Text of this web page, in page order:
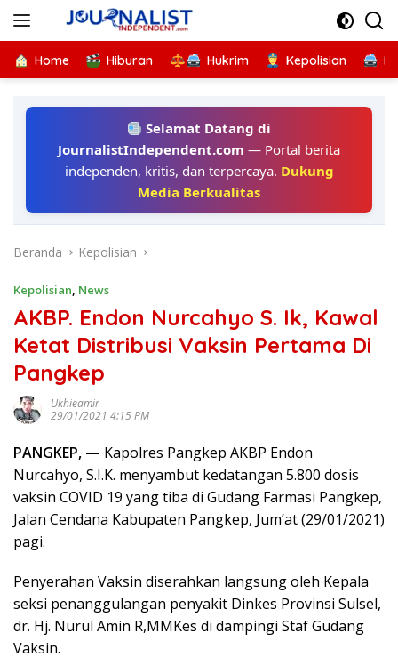
Home Hiburan Hukrim Kepolisian
Selamat Datang di
JournalistIndependent.com — Portal berita
independen, kritis, dan terpercaya. Dukung
Media Berkualitas
Beranda Kepolisian
Kepolisian, News
AKBP. Endon Nurcahyo S. Ik, Kawal
Ketat Distribusi Vaksin Pertama Di
Pangkep
Ukhieamir
29/01/2021 4:15 PM
PANGKEP, — Kapolres Pangkep AKBP Endon
Nurcahyo, S.I.K. menyambut kedatangan 5.800 dosis
vaksin COVID 19 yang tiba di Gudang Farmasi Pangkep,
Jalan Cendana Kabupaten Pangkep, Jum’at (29/01/2021)
pagi.
Penyerahan Vaksin diserahkan langsung oleh Kepala
seksi penanggulangan penyakit Dinkes Provinsi Sulsel,
dr. Hj. Nurul Amin R,MMKes di dampingi Staf Gudang
Vaksin.